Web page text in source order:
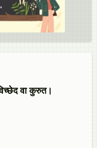
वा कुरुत।